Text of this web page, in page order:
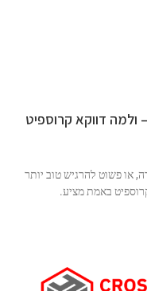
ולמה דווקא קרוספיט
או פשוט להרגיש טוב יותר
באמת מציע.